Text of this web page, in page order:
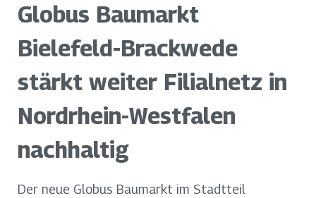
Globus Baumarkt
Bielefeld-Brackwede
stärkt weiter Filialnetz in
Nordrhein-Westfalen
nachhaltig
Der neue Globus Baumarkt im Stadtteil